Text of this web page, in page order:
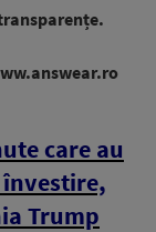
care au
Trump